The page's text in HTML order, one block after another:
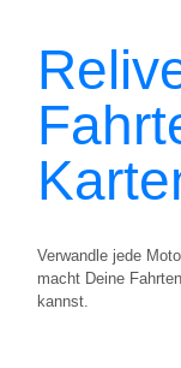
Verwandle jede
macht Deine
kannst.